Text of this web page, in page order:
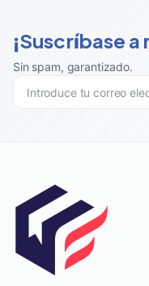
¡Suscríbase
Sin spam, garantizado.